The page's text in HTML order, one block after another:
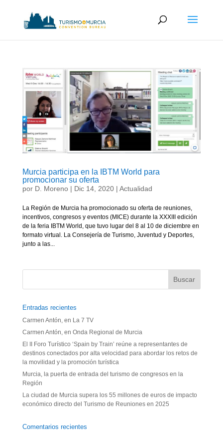
Murcia participa en la IBTM World para
promocionar su oferta
por D. Moreno| Dic 14, 2020| Actualidad
La Región de Murcia ha promocionado su oferta de reuniones,
incentivos, congresos y eventos (MICE) durante la XXXIII edición
de la feria IBTM World, que tuvo lugar del 8 al 10 de diciembre en
formato virtual. La Consejería de Turismo, Juventud y Deportes,
junto a las...
Entradas recientes
Carmen Antón, en La 7 TV
Carmen Antón, en Onda Regional de Murcia
El II Foro Turístico ‘Spain by Train’ reúne a representantes de
destinos conectados por alta velocidad para abordar los retos de
la movilidad y la promoción turística
Murcia, la puerta de entrada del turismo de congresos en la
Región
La ciudad de Murcia supera los 55 millones de euros de impacto
económico directo del Turismo de Reuniones en 2025
Comentarios recientes